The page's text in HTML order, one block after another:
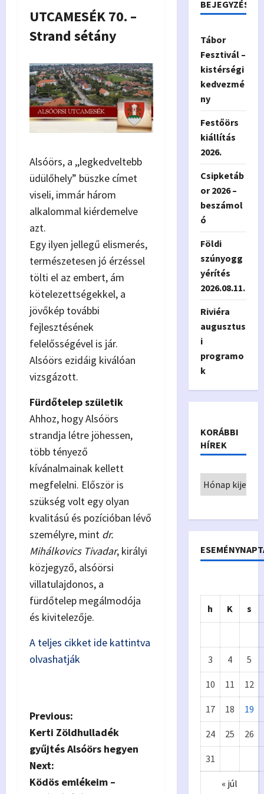
UTCAMESÉK 70. –
Strand sétány
Alsóörs, a ,,legkedveltebb
üdülőhely” büszke címet
viseli, immár három
alkalommal kiérdemelve
azt.
Egy ilyen jellegű elismerés,
természetesen jó érzéssel
tölti el az embert, ám
kötelezettségekkel, a
jövőkép további
fejlesztésének
felelősségével is jár.
Alsóörs ezidáig kiválóan
vizsgázott.
Fürdőtelep születik
Ahhoz, hogy Alsóörs
strandja létre jöhessen,
több tényező
kívánalmainak kellett
megfelelni. Először is
szükség volt egy olyan
kvalitású és pozícióban lévő
személyre, mint dr.
Mihálkovics Tivadar, királyi
közjegyző, alsóörsi
villatulajdonos, a
fürdőtelep megálmodója
és kivitelezője.
A teljes cikket ide kattintva
olvashatják
P
o
s
Previous:
Kerti Zöldhulladék
gyűjtés Alsóörs hegyen
Next:
Ködös emlékeim –
BEJEGYZÉSEK
Tábor
Fesztivál –
kistérségi
kedvezmé
ny
Festőörs
kiállítás
2026.
Csipketáb
or 2026 –
beszámol
ó
Földi
szúnyogg
yérítés
2026.08.11.
Riviéra
augusztus
i
programo
k
KORÁBBI
HÍREK
h K s
3 4 5
10 11 12
17 18 19
24 25 26
31
« júl
Önkormányzat